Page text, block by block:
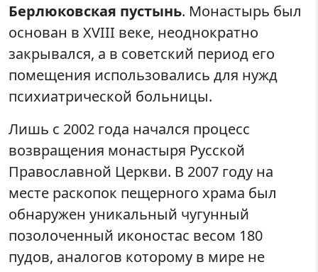
Берлюковская пустынь. Монастырь был
основан в XVIII веке, неоднократно
закрывался, а в советский период его
помещения использовались для нужд
психиатрической больницы.
Лишь с 2002 года начался процесс
возвращения монастыря Русской
Православной Церкви. В 2007 году на
месте раскопок пещерного храма был
обнаружен уникальный чугунный
позолоченный иконостас весом 180
пудов, аналогов которому в мире не